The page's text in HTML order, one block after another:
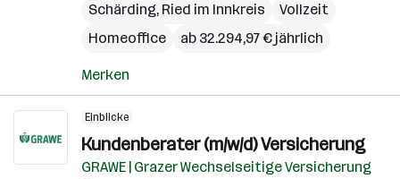
Schärding, Ried im Innkreis
Vollzeit
Homeoffice
ab 32.294,97 € jährlich
Merken
Einblicke
Kundenberater (m/w/d) Versicherung
GRAWE | Grazer Wechselseitige Versicherung